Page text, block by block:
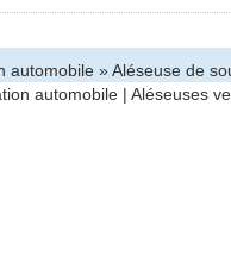
automobile » Aléseuse de
automobile | Aléseuses